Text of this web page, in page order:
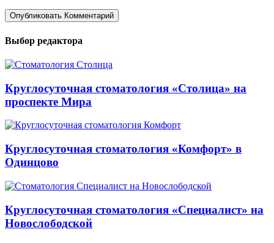
Выбор редактора
Круглосуточная стоматология «Столица» на
проспекте Мира
Круглосуточная стоматология «Комфорт» в
Одинцово
Круглосуточная стоматология «Специалист» на
Новослободской